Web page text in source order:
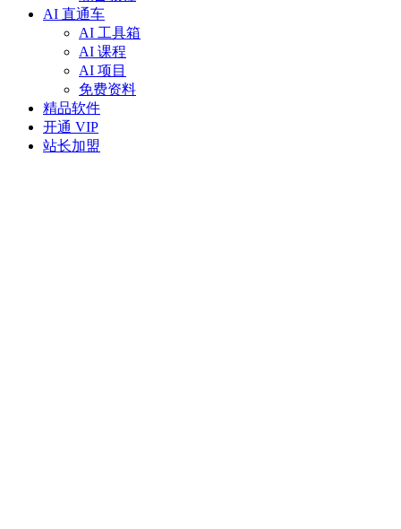
AI 直通车
AI 工具箱
AI 课程
AI 项目
免费资料
精品软件
开通 VIP
站长加盟